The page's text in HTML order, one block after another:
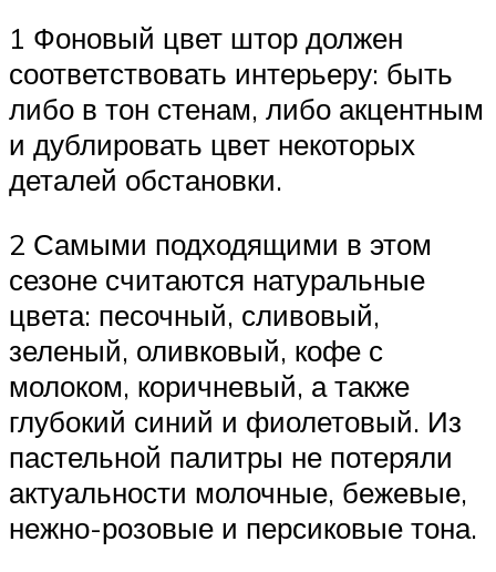
1 Фоновый цвет штор должен
соответствовать интерьеру: быть
либо в тон стенам, либо акцентным
и дублировать цвет некоторых
деталей обстановки.
2 Самыми подходящими в этом
сезоне считаются натуральные
цвета: песочный, сливовый,
зеленый, оливковый, кофе с
молоком, коричневый, а также
глубокий синий и фиолетовый. Из
пастельной палитры не потеряли
актуальности молочные, бежевые,
нежно-розовые и персиковые тона.